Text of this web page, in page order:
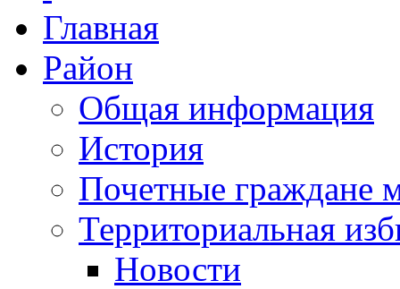
Главная
Район
Общая информация
История
Почетные граждане
Территориальная
Новости